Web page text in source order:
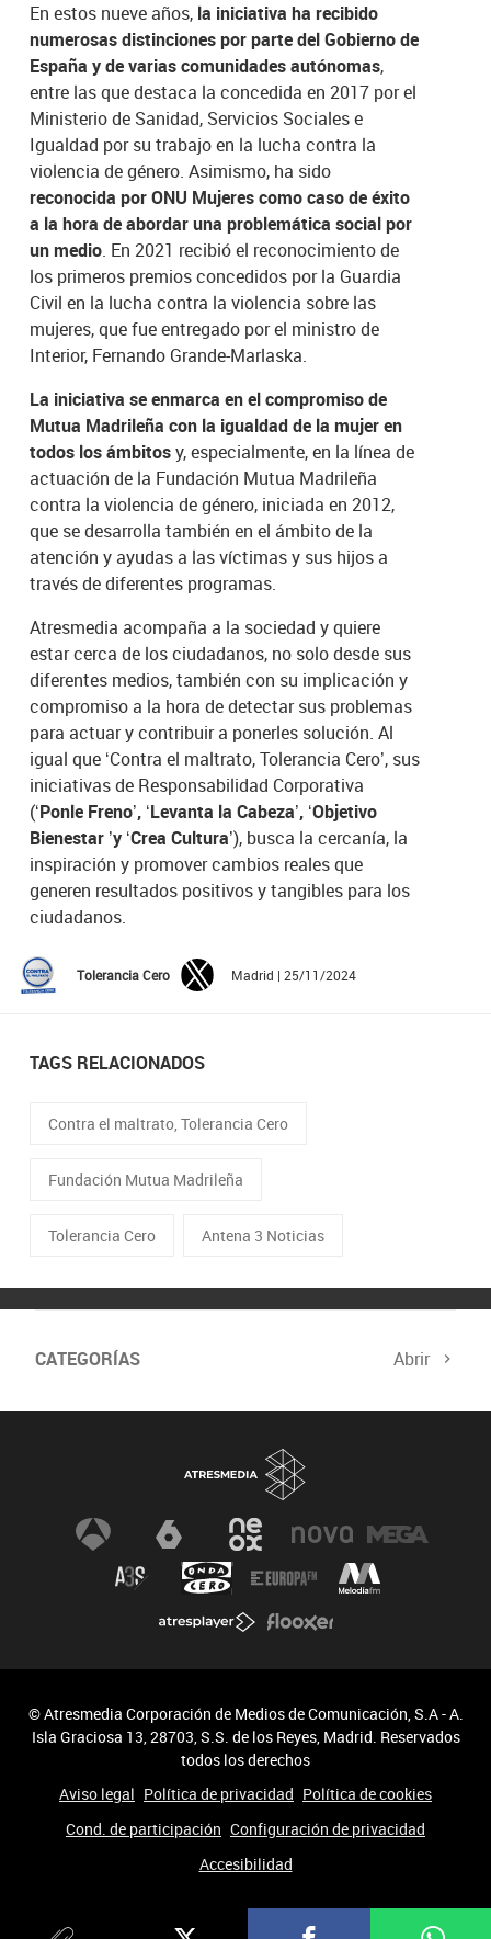
En estos nueve años, la iniciativa ha recibido
numerosas distinciones por parte del Gobierno de
España y de varias comunidades autónomas,
entre las que destaca la concedida en 2017 por el
Ministerio de Sanidad, Servicios Sociales e
Igualdad por su trabajo en la lucha contra la
violencia de género. Asimismo, ha sido
reconocida por ONU Mujeres como caso de éxito
a la hora de abordar una problemática social por
un medio. En 2021 recibió el reconocimiento de
los primeros premios concedidos por la Guardia
Civil en la lucha contra la violencia sobre las
mujeres, que fue entregado por el ministro de
Interior, Fernando Grande-Marlaska.
La iniciativa se enmarca en el compromiso de
Mutua Madrileña con la igualdad de la mujer en
todos los ámbitosy, especialmente, en la línea de
actuación de la Fundación Mutua Madrileña
contra la violencia de género, iniciada en 2012,
que se desarrolla también en el ámbito de la
atención y ayudas a las víctimas y sus hijos a
través de diferentes programas.
Atresmedia acompaña a la sociedad y quiere
estar cerca de los ciudadanos, no solo desde sus
diferentes medios, también con su implicación y
compromiso a la hora de detectar sus problemas
para actuar y contribuir a ponerles solución. Al
igual que ‘Contra el maltrato, Tolerancia Cero’, sus
iniciativas de Responsabilidad Corporativa
(‘Ponle Freno’, ‘Levanta la Cabeza’, ‘Objetivo
Bienestar ’y ‘Crea Cultura’), busca la cercanía, la
inspiración y promover cambios reales que
generen resultados positivos y tangibles para los
ciudadanos.
Tolerancia Cero Madrid | 25/11/2024
TAGS RELACIONADOS
Contra el maltrato, Tolerancia Cero
Fundación Mutua Madrileña
Tolerancia Cero Antena 3 Noticias
CATEGORÍAS Abrir
© Atresmedia Corporación de Medios de Comunicación, S.A - A.
Isla Graciosa 13, 28703, S.S. de los Reyes, Madrid. Reservados
todos los derechos
Aviso legal Política de privacidad Política de cookies
Cond. de participación Configuración de privacidad
Accesibilidad